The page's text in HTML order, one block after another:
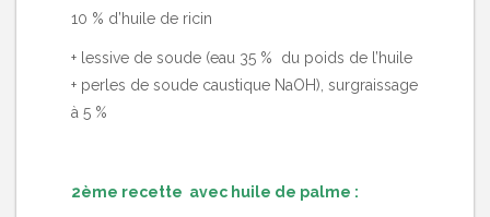
10 % d’huile de ricin
+ lessive de soude (eau 35 % du poids de l’huile
+ perles de soude caustique NaOH), surgraissage
à 5 %
2ème recette avec huile de palme :